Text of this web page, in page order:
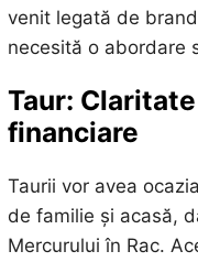
venit legată de
necesită o abordare
Taur:
financiare
Taurii vor avea
de familie și acasă,
Mercurului în Rac.